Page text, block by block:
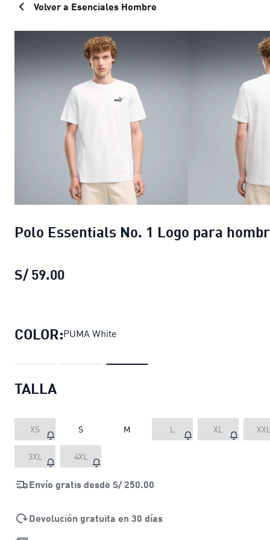
Volver a Esenciales Hombre
Polo Essentials No. 1 Logo para
S/ 59.00
COLOR:PUMA White
TALLA
XS S M L XL
3XL 4XL
Envío gratis desde S/ 250.00
Devolución gratuita en 30 días